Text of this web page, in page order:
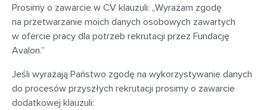
Prosimy o zawarcie w CV klauzuli: „Wyrażam zgodę
na przetwarzanie moich danych osobowych zawartych
w ofercie pracy dla potrzeb rekrutacji przez Fundację
Avalon.”
Jeśli wyrażają Państwo zgodę na wykorzystywanie danych
do procesów przyszłych rekrutacji prosimy o zawarcie
dodatkowej klauzuli: